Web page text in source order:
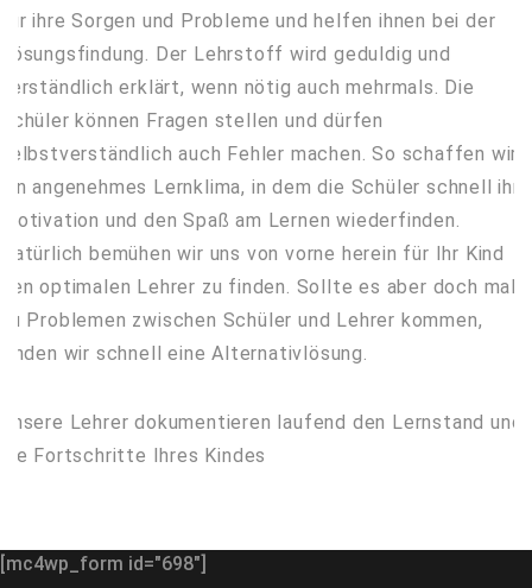
für ihre Sorgen und Probleme und helfen ihnen bei der
Lösungsfindung. Der Lehrstoff wird geduldig und
verständlich erklärt, wenn nötig auch mehrmals. Die
Schüler können Fragen stellen und dürfen
selbstverständlich auch Fehler machen. So schaffen wir
ein angenehmes Lernklima, in dem die Schüler schnell ihre
Motivation und den Spaß am Lernen wiederfinden.
Natürlich bemühen wir uns von vorne herein für Ihr Kind
den optimalen Lehrer zu finden. Sollte es aber doch mal
zu Problemen zwischen Schüler und Lehrer kommen,
finden wir schnell eine Alternativlösung.
Unsere Lehrer dokumentieren laufend den Lernstand und
die Fortschritte Ihres Kindes
[mc4wp_form id="698"]